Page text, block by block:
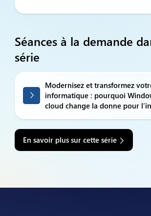
Séances à la demande
série
Modernisez et transformez
informatique : pourquoi
cloud change la donne pour
En savoir plus sur cette série